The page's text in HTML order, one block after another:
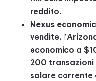
reddito.
Nexus
vendite,
economico a
200 transazioni
solare corrente